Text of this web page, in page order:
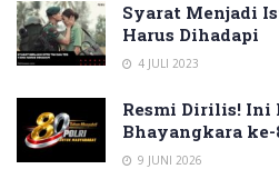
Syarat Menjadi
Harus Dihadapi
4 JULI 2023
Resmi Dirilis! Ini
Bhayangkara ke-
9 JUNI 2026